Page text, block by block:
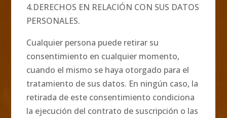
4.DERECHOS EN RELACIÓN CON SUS DATOS
PERSONALES.
Cualquier persona puede retirar su
consentimiento en cualquier momento,
cuando el mismo se haya otorgado para el
tratamiento de sus datos. En ningún caso, la
retirada de este consentimiento condiciona
la ejecución del contrato de suscripción o las